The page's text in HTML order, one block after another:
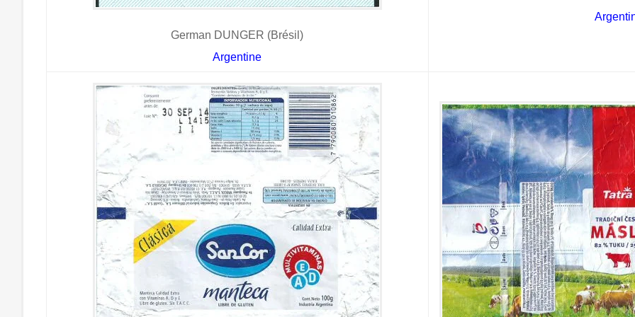
German DUNGER (Brésil)
Argentine